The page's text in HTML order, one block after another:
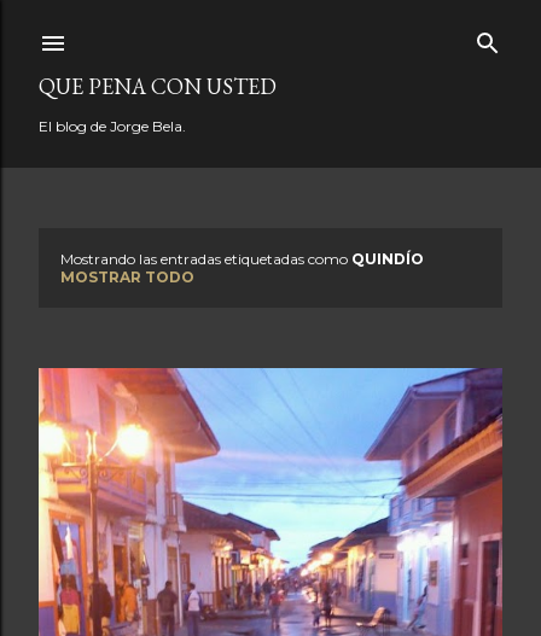
QUE PENA CON USTED
El blog de Jorge Bela.
t
r
a
d
a
s
Mostrando las entradas etiquetadas como QUINDÍO
MOSTRAR TODO